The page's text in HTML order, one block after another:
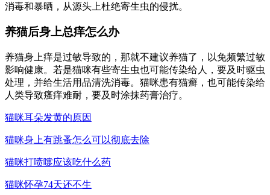
消毒和暴晒，从源头上杜绝寄生虫的侵扰。
养猫后身上总痒怎么办
养猫身上痒是过敏导致的，那就不建议养猫了，以免频繁过敏
影响健康。若是猫咪有些寄生虫也可能传染给人，要及时驱虫
处理，并给生活用品清洗消毒。猫咪患有猫癣，也可能传染给
人类导致瘙痒难耐，要及时涂抹药膏治疗。
猫咪耳朵发黄的原因
猫咪身上有跳蚤怎么可以彻底去除
猫咪打喷嚏应该吃什么药
猫咪怀孕74天还不生